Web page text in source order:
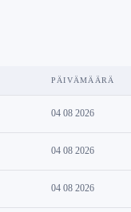
PÄIVÄMÄÄRÄ
04 08 2026
04 08 2026
04 08 2026